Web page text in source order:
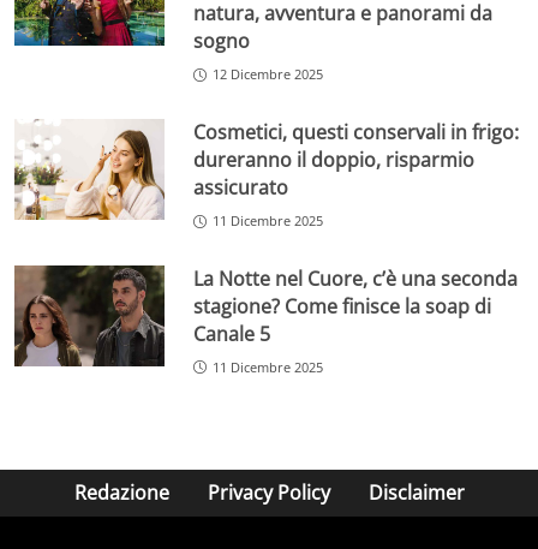
natura, avventura e panorami da
sogno
12 Dicembre 2025
Cosmetici, questi conservali in frigo:
dureranno il doppio, risparmio
assicurato
11 Dicembre 2025
La Notte nel Cuore, c’è una seconda
stagione? Come finisce la soap di
Canale 5
11 Dicembre 2025
Redazione Privacy Policy Disclaimer